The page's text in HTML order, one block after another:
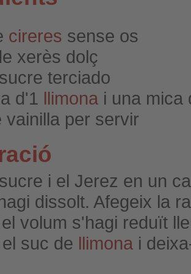
cireres sense os
xerès dolç
terciado
d'1 llimona i una mica
vainilla per servir
i el Jerez en un
dissolt. Afegeix la
volum s'hagi reduït
el suc de llimona i